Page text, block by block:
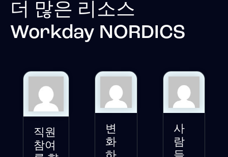
더 많은 리소스
Workday NORDICS
직원
참여
변
화
사
람